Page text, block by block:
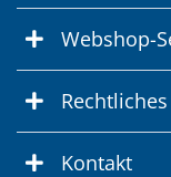
Webshop-
Rechtliches
Kontakt